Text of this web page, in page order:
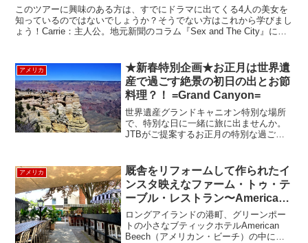
「ビレッジ・ソーホーを訪ねる」
このツアーに興味のある方は、すでにドラマに出てくる4人の美女を
知っているのではないでしょうか？そうでない方はこれから学びまし
ょう！Carrie：主人公。地元新聞のコラム『Sex and The City』に、
アメリカ
★新春特別企画★お正月は世界遺
産で過ごす絶景の初日の出とお節
料理？！ =Grand Canyon=
世界遺産グランドキャニオン特別な場所
で、特別な日に一緒に旅に出ませんか。
JTBがご提案するお正月の特別な過ごし
お楽しみいただきます。【ツアー内容】
年明け（カウントダウン...
アメリカ
厩舎をリフォームして作られたイ
ンスタ映えなファーム・トゥ・テ
ーブル・レストラン〜American
Beech
ロングアイランドの港町、グリーンポー
トの小さなブティックホテルAmerican
Beech（アメリカン・ビーチ）の中にあ